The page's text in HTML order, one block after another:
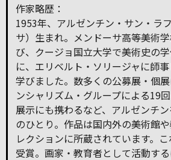
作家略歴：
1953年、アルゼンチン・サン・ラ
サ）生まれ。メンドーサ高等美術
び、クージョ国立大学で美術史の
に、エリベルト・ソリージャに師
学びました。数多くの公募展・個
ンシャリズム・グループによる19
展示にも携わるなど、アルゼンチ
のひとり。作品は国内外の美術館
レクションに所蔵されています。
受賞。画家・教育者として活動す